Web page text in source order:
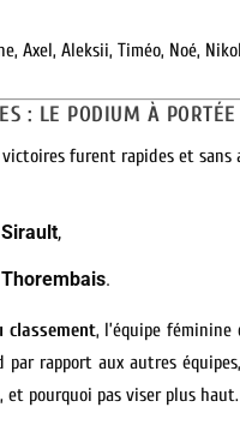
Axel, Aleksii, Timéo, Noé,
: LE PODIUM À
victoires furent rapides et sans
,
.
classement, l’équipe
par rapport aux autres
et pourquoi pas viser plus haut.